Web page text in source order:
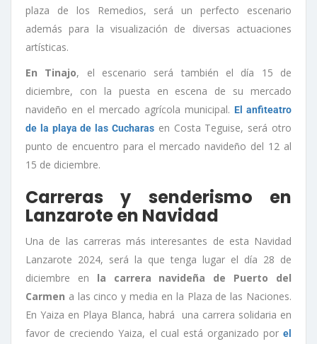
plaza de los Remedios, será un perfecto escenario
además para la visualización de diversas actuaciones
artísticas.
En Tinajo, el escenario será también el día 15 de
diciembre, con la puesta en escena de su mercado
navideño en el mercado agrícola municipal. El anfiteatro
de la playa de las Cucharas en Costa Teguise, será otro
punto de encuentro para el mercado navideño del 12 al
15 de diciembre.
Carreras y senderismo en
Lanzarote en Navidad
Una de las carreras más interesantes de esta Navidad
Lanzarote 2024, será la que tenga lugar el día 28 de
diciembre en la carrera navideña de Puerto del
Carmen a las cinco y media en la Plaza de las Naciones.
En Yaiza en Playa Blanca, habrá una carrera solidaria en
favor de creciendo Yaiza, el cual está organizado por el